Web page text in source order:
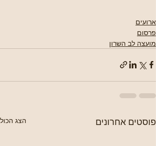
ארועים
פרסום
מועצה לב השרון
פוסטים אחרונים הצג הכול